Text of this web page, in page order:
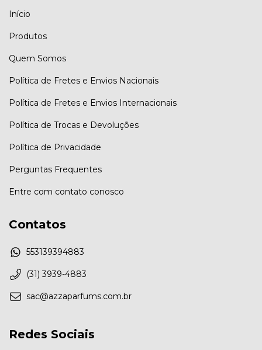
Início
Produtos
Quem Somos
Política de Fretes e Envios Nacionais
Política de Fretes e Envios Internacionais
Política de Trocas e Devoluções
Política de Privacidade
Perguntas Frequentes
Entre com contato conosco
Contatos
553139394883
(31) 3939-4883
sac@azzaparfums.com.br
Redes Sociais